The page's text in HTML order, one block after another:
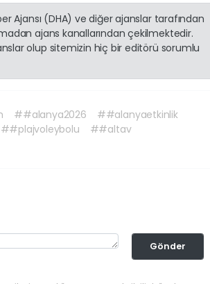
Ajansı (DHA) ve diğer ajanslar tarafından
ajans kanallarından çekilmektedir.
olup sitemizin hiç bir editörü sorumlu
##alanya2026
##alanyaetkinlik
##plajvoleybolu
##altav
Gönder